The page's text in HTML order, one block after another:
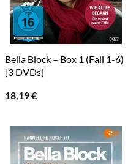
Bella Block – Box 1 (Fall 1-6)
[3 DVDs]
18,19€